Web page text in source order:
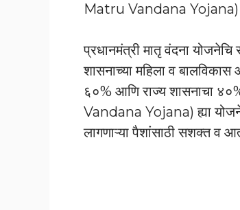
Matru Vandana Yojana)
प्रधानमंत्री मातृ वंदना
शासनाच्या महिला व बालविकास
६०% आणि राज्य शासनाचा
Vandana Yojana) ह्या
लागणाऱ्या पैशांसाठी सशक्त व